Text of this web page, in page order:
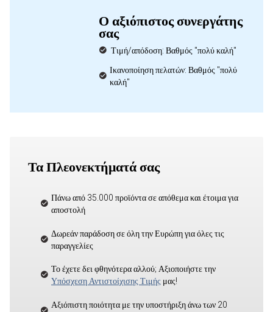
Ο αξιόπιστος συνεργάτης
σας
Τιμή/απόδοση: Βαθμός "πολύ καλή"
Ικανοποίηση πελατών: Βαθμός "πολύ
καλή"
Τα Πλεονεκτήματά σας
Πάνω από 35.000 προϊόντα σε απόθεμα και έτοιμα για
αποστολή
Δωρεάν παράδοση σε όλη την Ευρώπη για όλες τις
παραγγελίες
Το έχετε δει φθηνότερα αλλού; Αξιοποιήστε την
Υπόσχεση Αντιστοίχισης Τιμής μας!
Αξιόπιστη ποιότητα με την υποστήριξη άνω των 20